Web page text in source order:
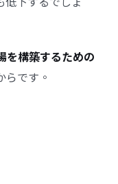
を構築するための
らです 。